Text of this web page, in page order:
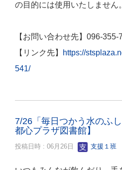
の目的には使用いたしません。
【お問い合わせ先】096-355-
【リンク先】
https://
541/
7/26「毎日つかう水のふ
都心プラザ図書館】
投稿日時 : 06月26日 支援１班